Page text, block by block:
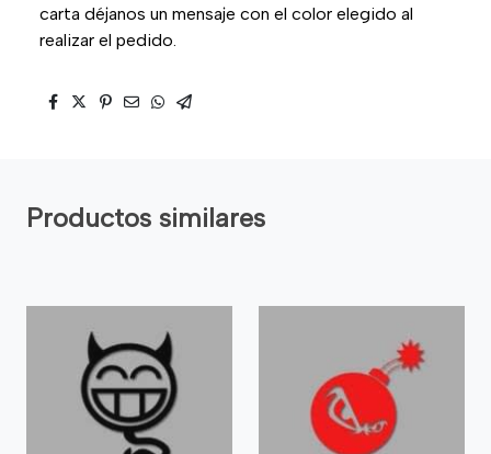
carta déjanos un mensaje con el color elegido al
realizar el pedido.
Productos similares